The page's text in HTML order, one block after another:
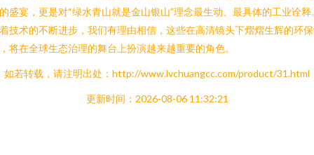
盛宴，更是对“绿水青山就是金山银山”理念最生动、最具体的工业诠释
技术的不断进步，我们有理由相信，这些在高清镜头下熠熠生辉的环
将在全球生态治理的舞台上扮演越来越重要的角色。
如若转载，请注明出处：http://www.lvchuangcc.com/product/31.html
更新时间：2026-08-06 11:32:21